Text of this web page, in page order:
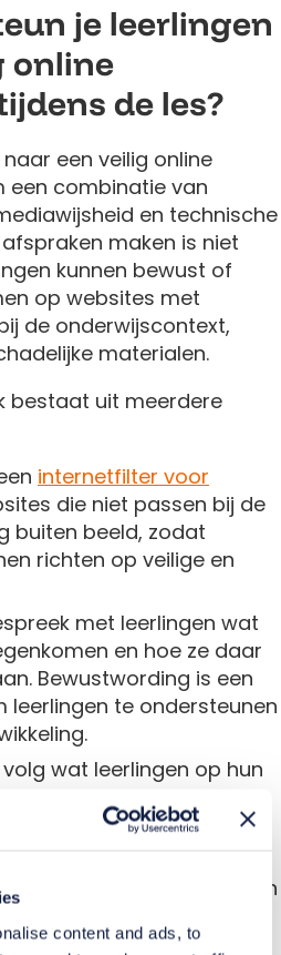
content and ads, to
je leerlingen
online
de les?
een veilig online
een combinatie van
en technische
maken is niet
kunnen bewust of
op websites met
de onderwijscontext,
materialen.
bestaat uit meerdere
internetfilter voor
die niet passen bij de
buiten beeld, zodat
richten op veilige en
met leerlingen wat
en hoe ze daar
Bewustwording is een
leerlingen te ondersteunen
volg wat leerlingen op hun
een leerling afdwaalt of
zorg dat leerlingen